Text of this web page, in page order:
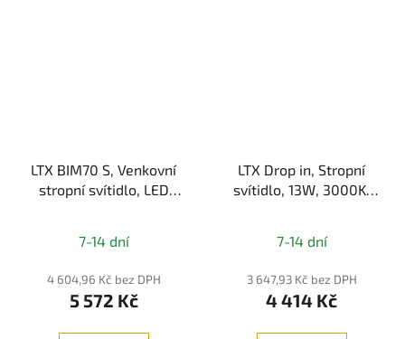
LTX BIM70 S, Venkovní
stropní svítidlo, LED
hodnocení
produktu
je
7-14 dní
4 604,96 Kč bez DPH
5 572 Kč
LTX Drop in, Stropní
svítidlo, 13W, 3000K,
7-14 dní
3 647,93 Kč bez DPH
4 414 Kč